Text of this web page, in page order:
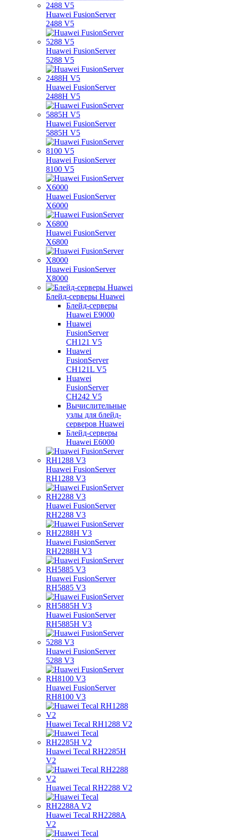
Huawei FusionServer
2488 V5
Huawei FusionServer
5288 V5
Huawei FusionServer
2488H V5
Huawei FusionServer
5885H V5
Huawei FusionServer
8100 V5
Huawei FusionServer
X6000
Huawei FusionServer
X6800
Huawei FusionServer
X8000
Блейд-серверы Huawei
Блейд-серверы
Huawei E9000
Huawei
FusionServer
CH121 V5
Huawei
FusionServer
CH121L V5
Huawei
FusionServer
CH242 V5
Вычислительные
узлы для блейд-
серверов Huawei
Блейд-серверы
Huawei E6000
Huawei FusionServer
RH1288 V3
Huawei FusionServer
RH2288 V3
Huawei FusionServer
RH2288H V3
Huawei FusionServer
RH5885 V3
Huawei FusionServer
RH5885H V3
Huawei FusionServer
5288 V3
Huawei FusionServer
RH8100 V3
Huawei Tecal RH1288 V2
Huawei Tecal RH2285H
V2
Huawei Tecal RH2288 V2
Huawei Tecal RH2288A
V2